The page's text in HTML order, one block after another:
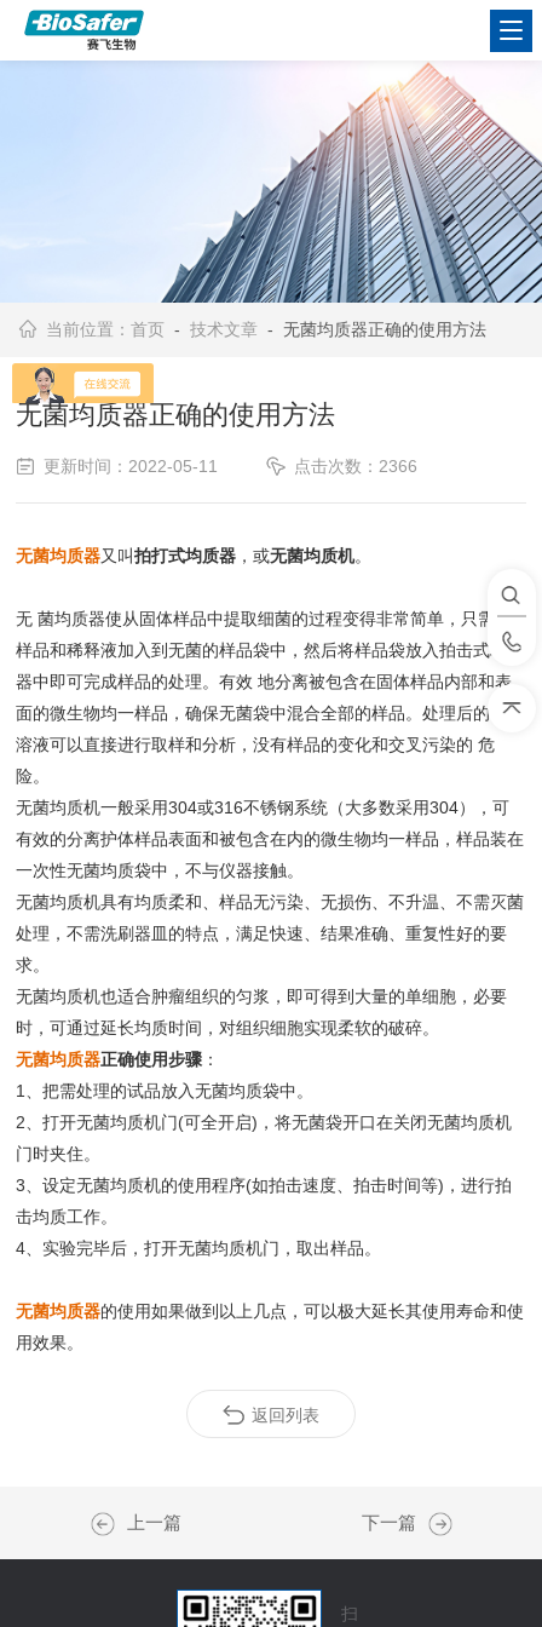
当前位置：首页 -技术文章 - 无菌均质器正确的使用方法
无菌均质器正确的使用方法
更新时间：2022-05-11 点击次数：2366
无菌均质器又叫拍打式均质器 ，或无菌均质机。
无 菌均质器使从固体样品中提取细菌的过程变得非常简单，只需将
样品和稀释液加入到无菌的样品袋中，然后将样品袋放入拍击式均质
器中即可完成样品的处理。有效 地分离被包含在固体样品内部和表
面的微生物均一样品，确保无菌袋中混合全部的样品。处理后的样品
溶液可以直接进行取样和分析，没有样品的变化和交叉污染的 危
险。
无菌均质机一般采用304或316不锈钢系统（大多数采用304），可
有效的分离护体样品表面和被包含在内的微生物均一样品，样品装在
一次性无菌均质袋中，不与仪器接触。
无菌均质机具有均质柔和、样品无污染、无损伤、不升温、不需灭菌
处理，不需洗刷器皿的特点，满足快速、结果准确、重复性好的要
求。
无菌均质机也适合肿瘤组织的匀浆，即可得到大量的单细胞，必要
时，可通过延长均质时间，对组织细胞实现柔软的破碎。
无菌均质器正确使用步骤 ：
1、把需处理的试品放入无菌均质袋中。
2、打开无菌均质机门(可全开启)，将无菌袋开口在关闭无菌均质机
门时夹住。
3、设定无菌均质机的使用程序(如拍击速度、拍击时间等)，进行拍
击均质工作。
4、实验完毕后，打开无菌均质机门，取出样品。
无菌均质器的使用如果做到以上几点，可以极大延长其使用寿命和使
用效果。
返回列表
上一篇 下一篇
扫